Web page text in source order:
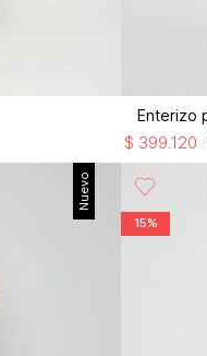
$ 399.120
Nuevo
15%